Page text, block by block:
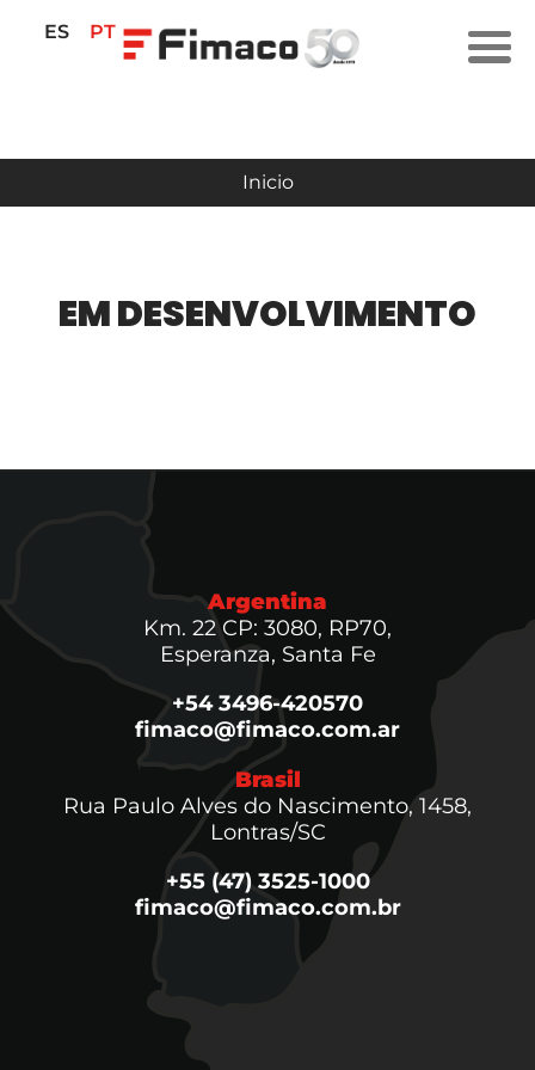
ES PT
Inicio
EM DESENVOLVIMENTO
Argentina
Km. 22 CP: 3080, RP70,
Esperanza, Santa Fe
+54 3496-420570
fimaco@fimaco.com.ar
Brasil
Rua Paulo Alves do Nascimento, 1458,
Lontras/SC
+55 (47) 3525-1000
fimaco@fimaco.com.br